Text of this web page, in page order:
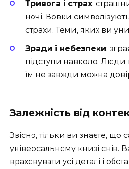
Тривога і страх:
ночі. Вовки
страхи. Теми, яких ви
Зради і небезпеки:
підступи навколо. Люди
їм не завжди можна
Залежність від
Звісно, тільки ви знаєте, що
універсальному книзі снів.
враховувати усі деталі і